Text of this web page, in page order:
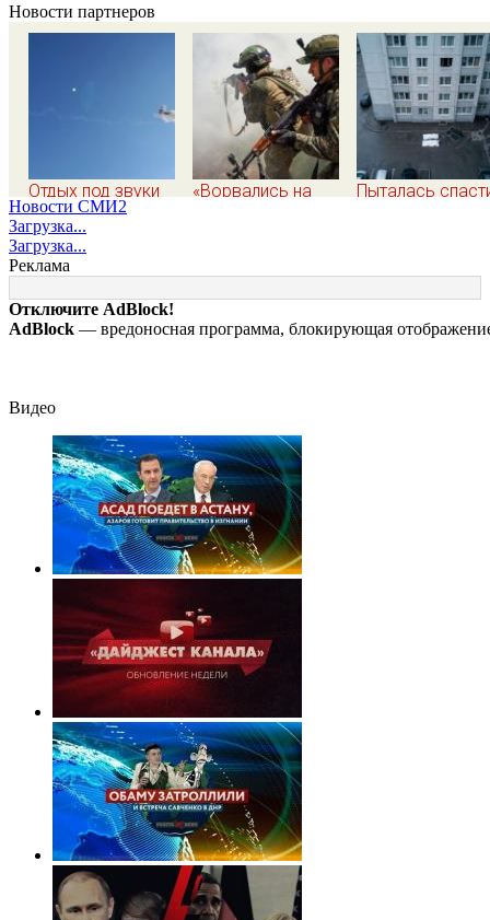
Новости партнеров
Отдых под звуки
сирен: что
происходит в Сочи
на фоне
массированных
атак беспилотников
«Ворвались на
Дружковка стала
могильником для
«птах Мадьяра»
Пыталась
насмерть на
у детей 06/08/
– Новости
Новости СМИ2
Загрузка...
Загрузка...
Реклама
Отключите AdBlock!
AdBlock — вредоносная программа, блокирующая
Видео